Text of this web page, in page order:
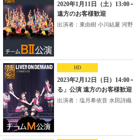
2020年1月11日（土）
遠方のお客様歓迎
出演者：東由樹 小川結夏 河野
HD
2023年2月12日（日）
る」公演 遠方のお客様歓迎
出演者：塩月希依音 水田詩織